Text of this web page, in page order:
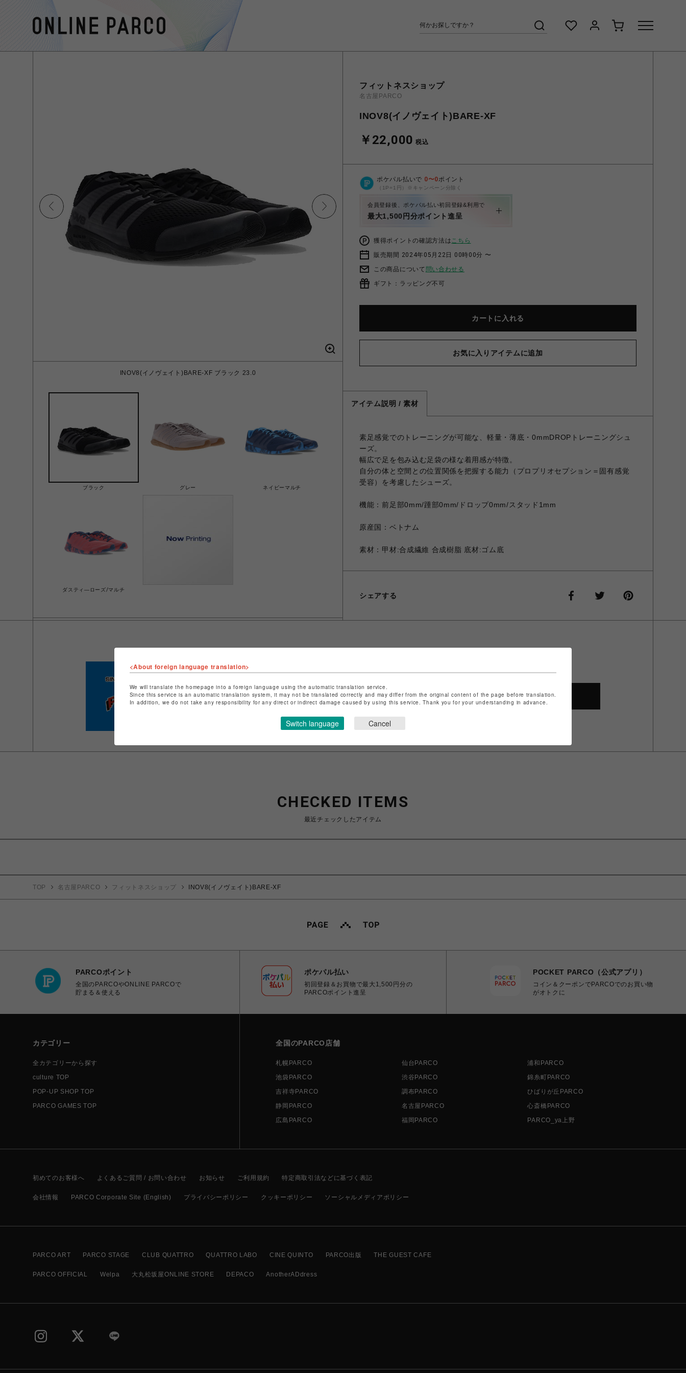
INOV8(イノヴェイト)BARE-XF ブラック 23.0
ブラック グレー ネイビーマルチ
ダスティ―ローズ/マルチ
フィットネスショップ
名古屋PARCO
INOV8(イノヴェイト)BARE-XF
￥22,000 税込
ポケパル払いで 0〜0ポイント
（1P=1円）※キャンペーン分除く
会員登録後、ポケパル払い初回登録&利用で
最大1,500円分ポイント進呈
獲得ポイントの確認方法はこちら
販売期間 2024年05月22日 00時00分 〜
この商品について 問い合わせる
ギフト：ラッピング不可
カートに入れる
お気に入りアイテムに追加
アイテム説明 / 素材
素足感覚でのトレーニングが可能な、軽量・薄底・0mmDROPトレーニングシュ
ーズ。
幅広で足を包み込む足袋の様な着用感が特徴。
自分の体と空間との位置関係を把握する能力（プロプリオセプション＝固有感覚
受容）を考慮したシューズ。
機能：前足部0mm/踵部0mm/ドロップ0mm/スタッド1mm
原産国：ベトナム
素材：甲材:合成繊維 合成樹脂 底材:ゴム底
シェアする
ショップ名
フィットネスショップ
店舗名
名古屋PARCO
特定商取引法など法令に基づく表記はこちら
ショップお問い合わせは
こちら
SHOP TOP
CHECKED ITEMS
最近チェックしたアイテム
TOP 名古屋PARCO フィットネスショップ INOV8(イノヴェイト)BARE-XF
PARCOポイント
全国のPARCOやONLINE PARCOで
貯まる＆使える
ポケパル払い
初回登録＆お買物で最大1,500円分の
PARCOポイント進呈
POCKET PARCO（公式アプリ）
コイン＆クーポンでPARCOでのお買い物
がオトクに
カテゴリー
全カテゴリーから探す
culture TOP
POP-UP SHOP TOP
PARCO GAMES TOP
全国のPARCO店舗
札幌PARCO 仙台PARCO
浦和PARCO
池袋PARCO
渋谷PARCO
錦糸町PARCO
吉祥寺PARCO
調布PARCO
ひばりが丘PARCO
静岡PARCO
名古屋PARCO
心斎橋PARCO
広島PARCO
福岡PARCO PARCO_ya上野
初めてのお客様へ よくあるご質問 / お問い合わせ お知らせ ご利用規約 特定商取引法などに基づく表記
会社情報 PARCO Corporate Site (English) プライバシーポリシー クッキーポリシー ソーシャルメディアポリシー
PARCO ART PARCO STAGE CLUB QUATTRO QUATTRO LABO CINE QUINTO PARCO出版 THE GUEST CAFE
PARCO OFFICIAL Welpa 大丸松坂屋ONLINE STORE DEPACO AnotherADdress
<About foreign language translation>
We will translate the homepage into a foreign language using the automatic translation service.
Since this service is an automatic translation system, it may not be translated correctly and may differ from the original content of the page before translation.
In addition, we do not take any responsibility for any direct or indirect damage caused by using this service. Thank you for your understanding in advance.
Switch language Cancel